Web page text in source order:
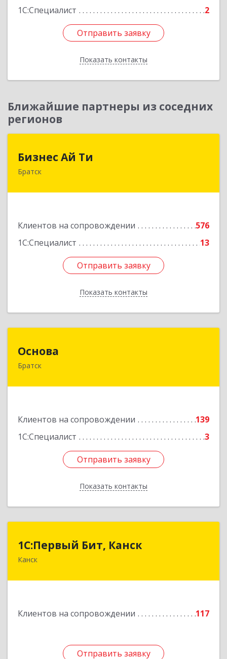
1С:Специалист
2
Отправить заявку
Показать контакты
Отправить заявку
Назад
Ближайшие партнеры из соседних
регионов
Бизнес Ай Ти
Братск
Клиентов на сопровождении
576
1С:Специалист
13
Отправить заявку
Показать контакты
665717, Иркутская обл, Братск г, Центральный
Отправить заявку
Назад
Основа
Братск
Клиентов на сопровождении
139
1С:Специалист
3
Отправить заявку
Показать контакты
Отправить заявку
Назад
1С:Первый Бит, Канск
Канск
Клиентов на сопровождении 117
Отправить заявку
Отправить заявку